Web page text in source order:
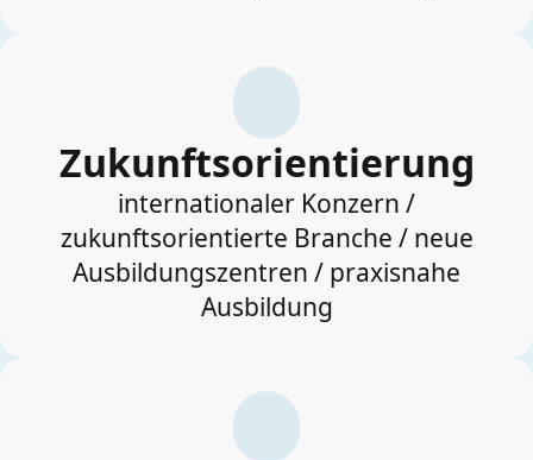
Zukunftsorientierung
internationaler Konzern /
zukunftsorientierte Branche / neue
Ausbildungszentren / praxisnahe
Ausbildung